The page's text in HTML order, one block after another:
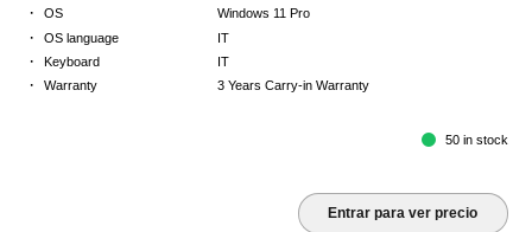
· OS Windows 11 Pro
· OS language IT
· Keyboard IT
· Warranty 3 Years Carry-in Warranty
50 in stock
Entrar para ver precio